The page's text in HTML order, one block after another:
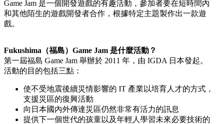
Game Jam 是一個開發遊戲的有趣活動，參加者要在短時間內
和其他陌生的遊戲開發者合作，根據特定主題製作出一款遊
戲。
Fukushima（福島）Game Jam 是什麼活動？
第一屆福島 Game Jam 舉辦於 2011 年，由 IGDA 日本發起。
活動的目的包括三點：
使不受地震後續災情影響的 IT 產業以培育人才的方式，
支援災區的復興活動
向日本國內外傳達災區仍然非常有活力的訊息
提供下一個世代的孩童以及年輕人學習未來必要技術的